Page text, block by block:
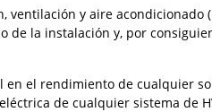
y aire acondicionado
de la instalación y, por
el rendimiento de cualquier
de cualquier sistema de